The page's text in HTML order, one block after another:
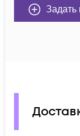
Задать